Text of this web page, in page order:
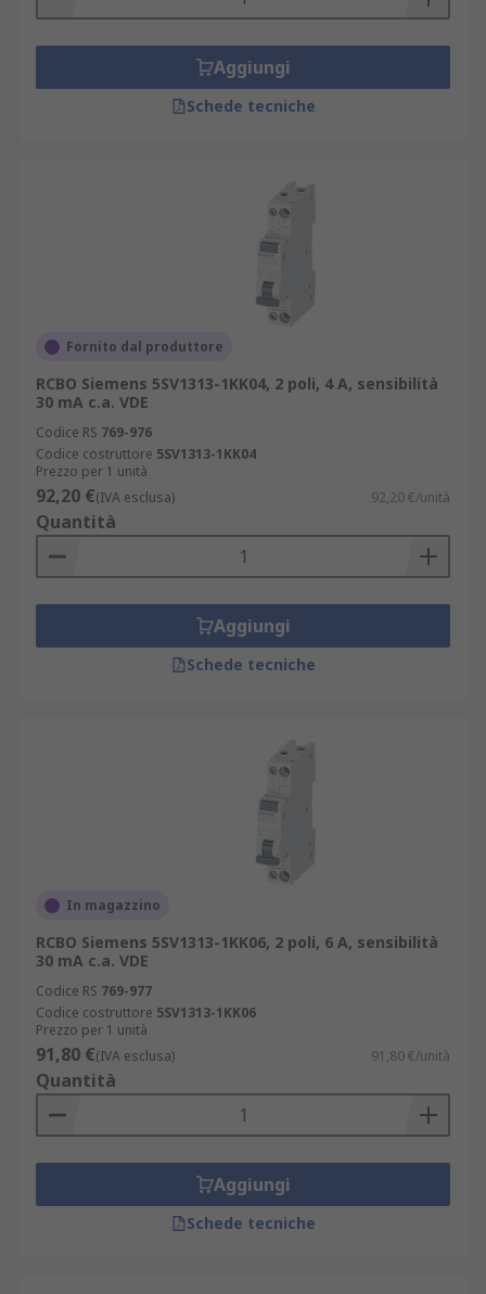
Aggiungi
Schede tecniche
Fornito dal produttore
RCBO Siemens 5SV1313-1KK04, 2 poli, 4 A, sensibilità
30 mA c.a. VDE
Codice RS 769-976
Codice costruttore 5SV1313-1KK04
Prezzo per 1 unità
92,20 €(IVA esclusa) 92,20 €/unità
Quantità
Aggiungi
Schede tecniche
In magazzino
RCBO Siemens 5SV1313-1KK06, 2 poli, 6 A, sensibilità
30 mA c.a. VDE
Codice RS 769-977
Codice costruttore 5SV1313-1KK06
Prezzo per 1 unità
91,80 €(IVA esclusa) 91,80 €/unità
Quantità
Aggiungi
Schede tecniche